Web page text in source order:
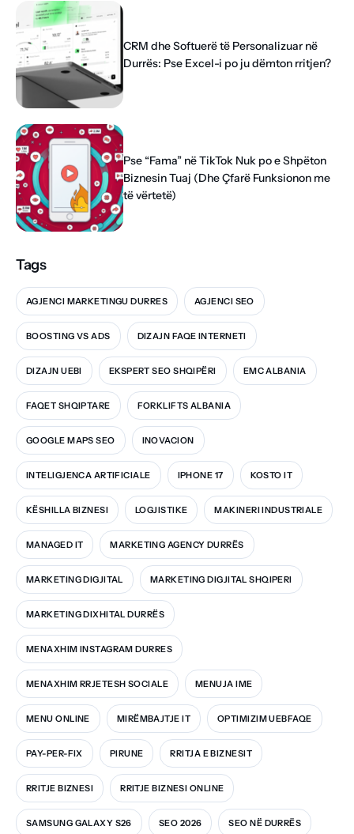
CRM dhe Softuerë të Personalizuar në
Durrës: Pse Excel-i po ju dëmton rritjen?
Pse “Fama” në TikTok Nuk po e Shpëton
Biznesin Tuaj (Dhe Çfarë Funksionon me
të vërtetë)
Tags
AGJENCI MARKETINGU DURRES AGJENCI SEO
BOOSTING VS ADS DIZAJN FAQE INTERNETI
DIZAJN UEBI EKSPERT SEO SHQIPËRI EMC ALBANIA
FAQET SHQIPTARE FORKLIFTS ALBANIA
GOOGLE MAPS SEO INOVACION
INTELIGJENCA ARTIFICIALE IPHONE 17 KOSTO IT
KËSHILLA BIZNESI LOGJISTIKE MAKINERI INDUSTRIALE
MANAGED IT MARKETING AGENCY DURRËS
MARKETING DIGJITAL MARKETING DIGJITAL SHQIPERI
MARKETING DIXHITAL DURRËS
MENAXHIM INSTAGRAM DURRES
MENAXHIM RRJETESH SOCIALE MENUJA IME
MENU ONLINE MIRËMBAJTJE IT OPTIMIZIM UEBFAQE
PAY-PER-FIX PIRUNE RRITJA E BIZNESIT
RRITJE BIZNESI RRITJE BIZNESI ONLINE
SAMSUNG GALAXY S26 SEO 2026 SEO NË DURRËS